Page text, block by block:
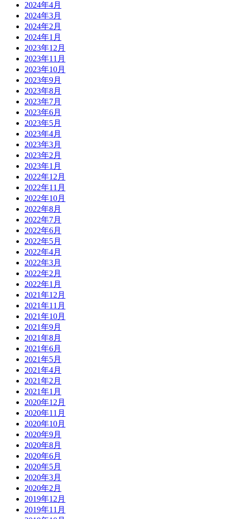
2024年4月
2024年3月
2024年2月
2024年1月
2023年12月
2023年11月
2023年10月
2023年9月
2023年8月
2023年7月
2023年6月
2023年5月
2023年4月
2023年3月
2023年2月
2023年1月
2022年12月
2022年11月
2022年10月
2022年8月
2022年7月
2022年6月
2022年5月
2022年4月
2022年3月
2022年2月
2022年1月
2021年12月
2021年11月
2021年10月
2021年9月
2021年8月
2021年6月
2021年5月
2021年4月
2021年2月
2021年1月
2020年12月
2020年11月
2020年10月
2020年9月
2020年8月
2020年6月
2020年5月
2020年3月
2020年2月
2019年12月
2019年11月